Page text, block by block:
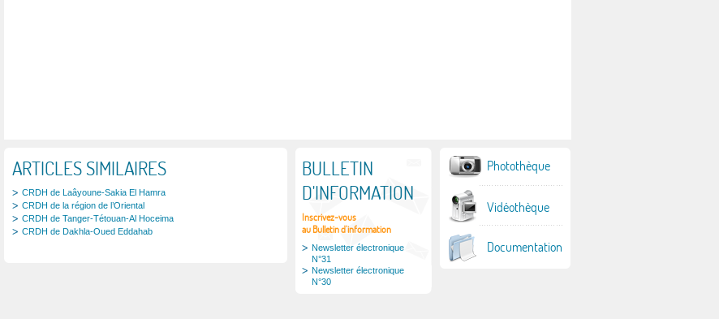
l’information.
les jeunes au Maroc
ARTICLES SIMILAIRES
CRDH de Laâyoune-Sakia El Hamra
CRDH de la région de l’Oriental
CRDH de Tanger-Tétouan-Al Hoceima
CRDH de Dakhla-Oued Eddahab
BULLETIN
D'INFORMATION
Inscrivez-vous
au Bulletin d'information
Newsletter électronique
N°31
Newsletter électronique
N°30
Photothèque
Vidéothèque
Documentation